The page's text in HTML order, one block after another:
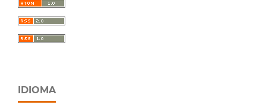
IDIOMA